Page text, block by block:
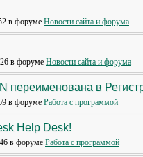
в форуме Новости сайта и форума
в форуме Новости сайта и форума
переименована в
в форуме Работа с программой
Help Desk!
в форуме Работа с программой